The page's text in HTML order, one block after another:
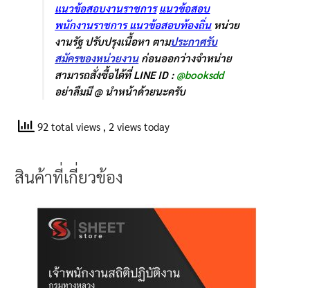
แนวข้อสอบงานราชการ แนวข้อสอบ
พนักงานราชการ แนวข้อสอบท้องถิ่นหน่วย
งานรัฐ ปรับปรุงเนื้อหา ตามประกาศรับ
สมัครของหน่วยงานก่อนออกว่างจำหน่าย
สามารถสั่งซื้อได้ที่ LINE ID : @booksdd
อย่าลืมมี @ นำหน้าด้วยนะครับ
92 total views , 2 views today
สินค้าที่เกี่ยวข้อง